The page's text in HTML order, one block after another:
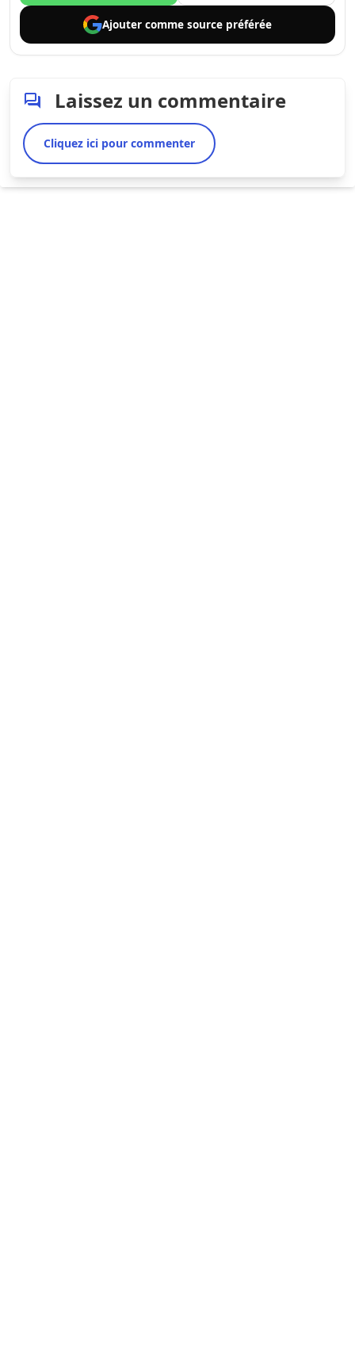
Ajouter comme source préférée
Laissez un commentaire
Cliquez ici pour commenter